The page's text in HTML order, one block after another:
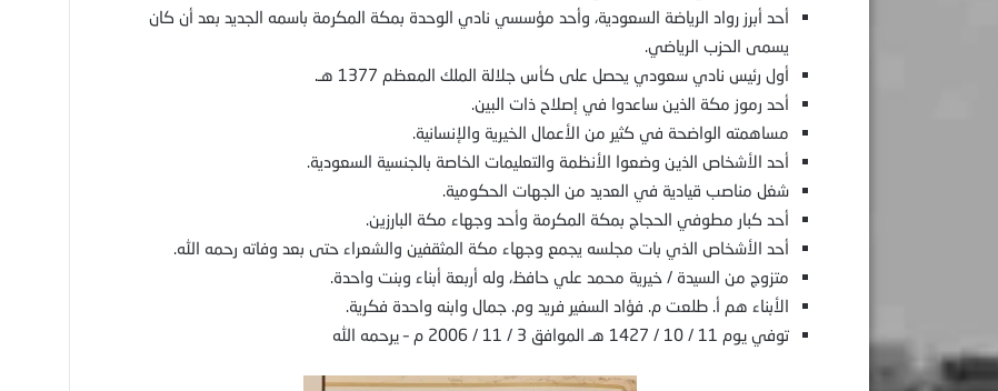
أحد أبرز رواد الرياضة السعودية، وأحد مؤسسي نادي الوحدة بمكة المكرمة باسمه الجديد بعد أن كان
يسمى الحزب الرياضي.
أول رئيس نادي سعودي يحصل على كأس جلالة الملك المعظم 1377 هـ.
أحد رموز مكة الذين ساعدوا في إصلاح ذات البين.
مساهمته الواضحة في كثير من الأعمال الخيرية والإنسانية.
أحد الأشخاص الذين وضعوا الأنظمة والتعليمات الخاصة بالجنسية السعودية.
شغل مناصب قيادية في العديد من الجهات الحكومية.
أحد كبار مطوفي الحجاج بمكة المكرمة وأحد وجهاء مكة البارزين.
أحد الأشخاص الذي بات مجلسه يجمع وجهاء مكة المثقفين والشعراء حتى بعد وفاته رحمه الله.
متزوج من السيدة / خيرية محمد علي حافظ، وله أربعة أبناء وبنت واحدة.
الأبناء هم أ. طلعت م. فؤاد السفير فريد وم. جمال وابنه واحدة فكرية.
توفي يوم 11 / 10 / 1427 هـ الموافق 3 / 11 / 2006 م – يرحمه الله